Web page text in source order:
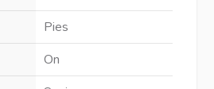
Pies
On